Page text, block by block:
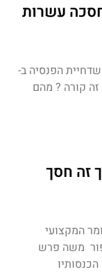
4 חודשים חסכה עשרות
הפנסיה ב-
זה קורה ? מהם
זה חסך
המקצועי
משה פרש